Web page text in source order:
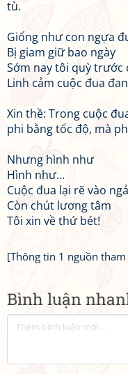
Bình luận
tù.
Giống như con ngựa
Bị giam giữ bao ngày
Sớm nay tôi quỳ trước
Linh cảm cuộc đua
Xin thề: Trong cuộc
phi bằng tốc độ, mà
Nhưng hình như
Hình như...
Cuộc đua lại rẽ vào
Còn chút lương tâm
Tôi xin về thứ bét!
[Thông tin 1 nguồn